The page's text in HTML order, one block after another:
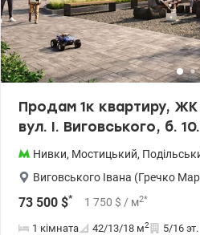
Продам 1к квартиру,
вул. І. Виговського, б.
Нивки, Мостицький,
Виговського Івана (Гречко
73 500 $* 1 750 $ / м2*
1 кімната 42/13/18 м2 5/16 эт.